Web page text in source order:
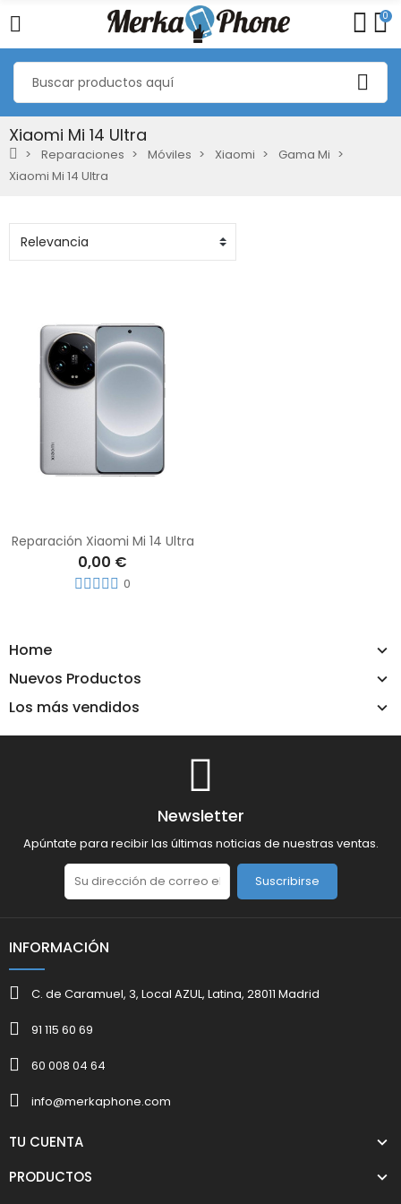
0
Xiaomi Mi 14 Ultra
Reparaciones Móviles Xiaomi
Gama Mi
Xiaomi Mi 14 Ultra
Home
Nuevos Productos
Los más vendidos
Reparación Xiaomi Mi 14 Ultra
0,00 €
0
Newsletter
Apúntate para recibir las últimas noticias de nuestras ventas.
Suscribirse
INFORMACIÓN
C. de Caramuel, 3, Local AZUL, Latina, 28011 Madrid
91 115 60 69
60 008 04 64
info@merkaphone.com
TU CUENTA
PRODUCTOS